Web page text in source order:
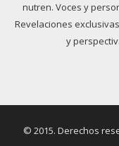
nutren. Voces y
Revelaciones
y
© 2015. Derechos